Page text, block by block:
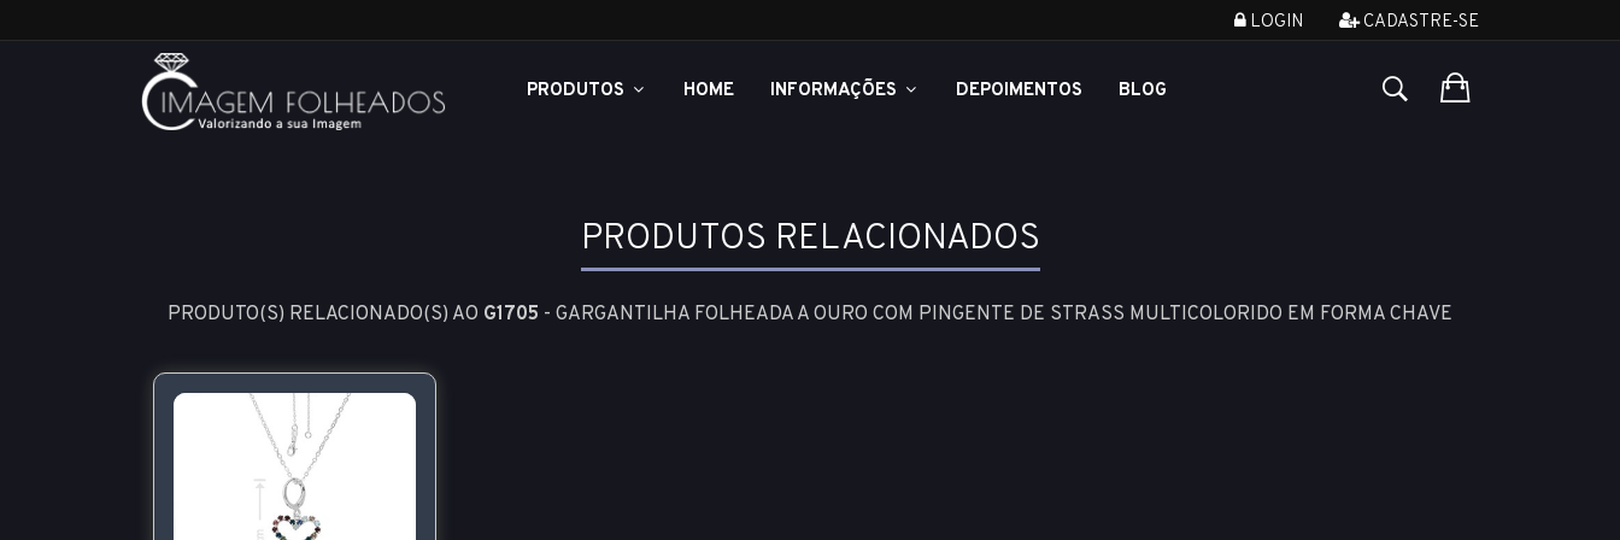
LOGIN CADASTRE-SE
PRODUTOS HOME INFORMAÇÕES DEPOIMENTOS BLOG
PRODUTOS RELACIONADOS
PRODUTO(S) RELACIONADO(S) AO G1705 - GARGANTILHA FOLHEADA A OURO COM PINGENTE DE STRASS MULTICOLORIDO EM FORMA CHAVE